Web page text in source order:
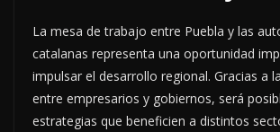
La mesa de trabajo entre Puebla y las
catalanas representa una oportunidad
impulsar el desarrollo regional. Gracias a
entre empresarios y gobiernos, será
estrategias que beneficien a distintos